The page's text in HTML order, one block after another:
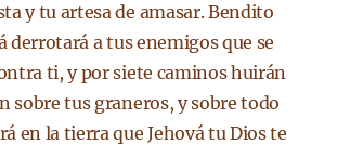
y tu artesa de amasar. Bendito
derrotará a tus enemigos que se
ti, y por siete caminos huirán
sobre tus graneros, y sobre todo
en la tierra que Jehová tu Dios te